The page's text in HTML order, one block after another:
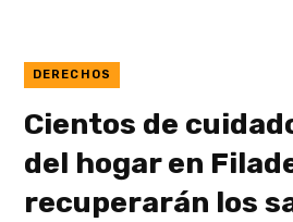
DERECHOS
Cientos de
del hogar en
recuperarán los